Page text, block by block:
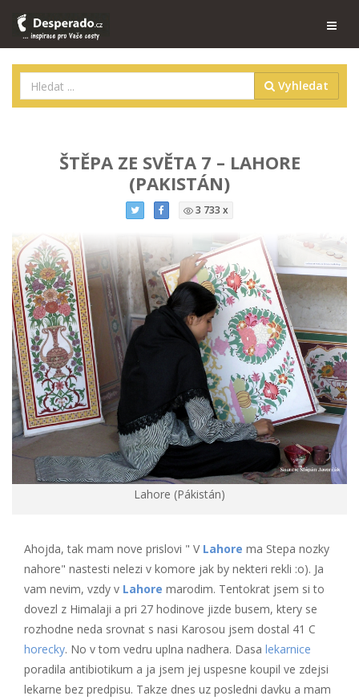
Vyhledat
ŠTĚPA ZE SVĚTA 7 – LAHORE
(PAKISTÁN)
3 733 x
Lahore (Pákistán)
Ahojda, tak mam nove prislovi " V Lahore ma Stepa nozky
nahore" nastesti nelezi v komore jak by nekteri rekli :o). Ja
vam nevim, vzdy v Lahore marodim. Tentokrat jsem si to
dovezl z Himalaji a pri 27 hodinove jizde busem, ktery se
rozhodne neda srovnat s nasi Karosou jsem dostal 41 C
horecky. No v tom vedru uplna nadhera. Dasa lekarnice
poradila antibiotikum a ja jsem jej uspesne koupil ve zdejsi
lekarne bez predpisu. Takze dnes uz posledni davku a mam